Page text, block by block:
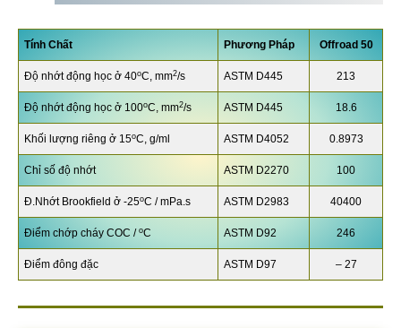
Tính Chất Phương Pháp Offroad 50
Độ nhớt động học ở 40oC, mm2/s ASTM D445 213
Độ nhớt động học ở 100oC, mm2/s ASTM D445 18.6
Khối lượng riêng ở 15oC, g/ml ASTM D4052 0.8973
Chỉ số độ nhớt ASTM D2270 100
Đ.Nhớt Brookfield ở -25oC / mPa.s ASTM D2983 40400
Điểm chớp cháy COC / oC ASTM D92 246
Điểm đông đặc ASTM D97 – 27